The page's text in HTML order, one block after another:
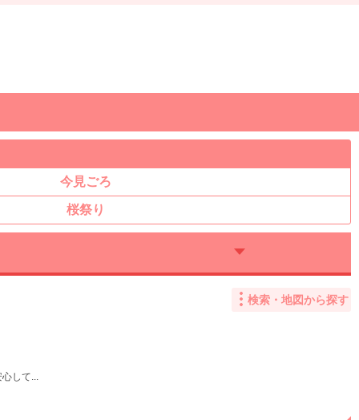
今見ごろ
桜祭り
検索・地図から探す
して...